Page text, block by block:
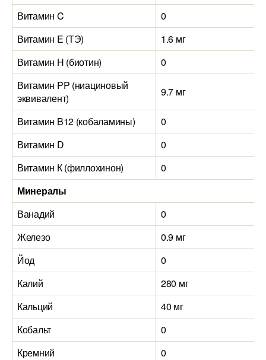
Витамин C
0
Витамин E (ТЭ)
1.6 мг
Витамин H (биотин)
0
Витамин PP (ниациновый
эквивалент)
9.7 мг
Витамин B12 (кобаламины)
0
Витамин D
0
Витамин К (филлохинон)
0
Минералы
Ванадий
0
Железо
0.9 мг
Йод
0
Калий
280 мг
Кальций
40 мг
Кобальт
0
Кремний
0